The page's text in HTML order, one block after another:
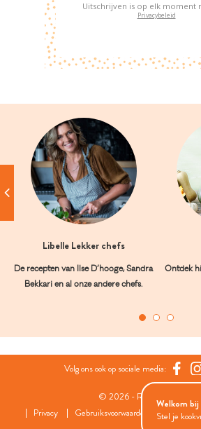
Uitschrijven is op elk moment
Privacybeleid
Libelle Lekker chefs
De recepten van Ilse D’hooge, Sandra
Bekkari en al onze andere chefs.
Ontdek
Volg ons ook op sociale media:
© 2026 - Roularta Media
Privacy
Gebruiksvoorwaarden Cookies
Welkom
Stel je